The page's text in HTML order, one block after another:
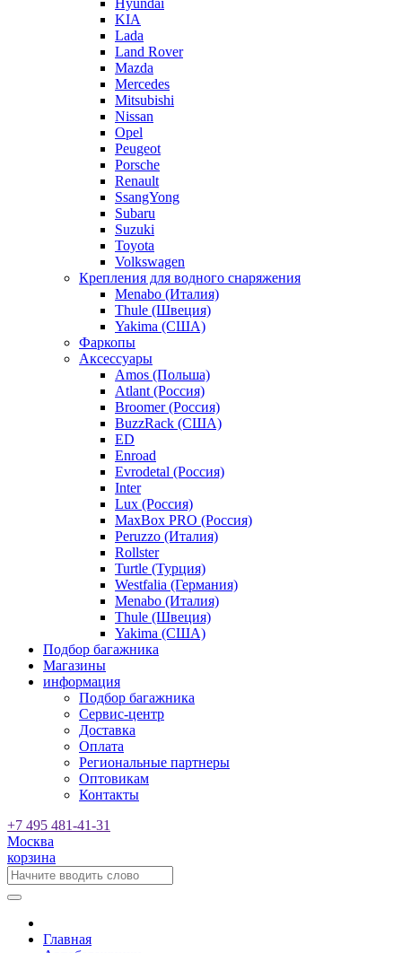
Hyundai
KIA
Lada
Land Rover
Mazda
Mercedes
Mitsubishi
Nissan
Opel
Peugeot
Porsche
Renault
SsangYong
Subaru
Suzuki
Toyota
Volkswagen
Крепления для водного снаряжения
Menabo (Италия)
Thule (Швеция)
Yakima (США)
Фаркопы
Аксессуары
Amos (Польша)
Atlant (Россия)
Broomer (Россия)
BuzzRack (США)
ED
Enroad
Evrodetal (Россия)
Inter
Lux (Россия)
MaxBox PRO (Россия)
Peruzzo (Италия)
Rollster
Turtle (Турция)
Westfalia (Германия)
Menabo (Италия)
Thule (Швеция)
Yakima (США)
Подбор багажника
Магазины
информация
Подбор багажника
Сервис-центр
Доставка
Оплата
Региональные партнеры
Оптовикам
Контакты
+7 495 481-41-31
Москва
корзина
Главная